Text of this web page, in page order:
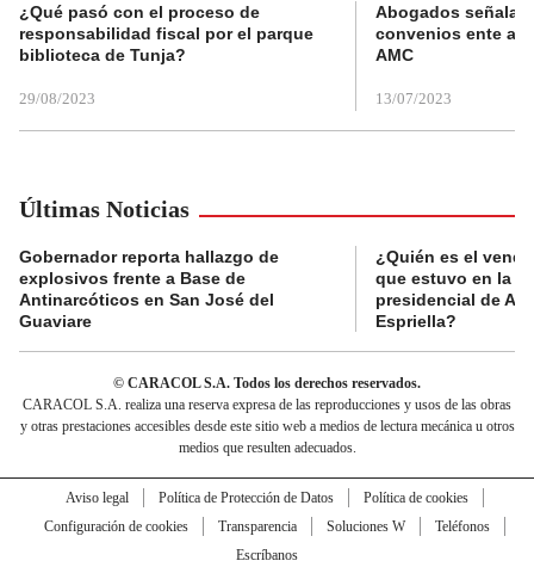
¿Qué pasó con el proceso de
responsabilidad fiscal por el parque
biblioteca de Tunja?
29/08/2023
Abogados
convenios ente
AMC
13/07/2023
Últimas Noticias
Gobernador reporta hallazgo de
explosivos frente a Base de
Antinarcóticos en San José del
Guaviare
¿Quién es el
que estuvo en la
presidencial de
Espriella?
© CARACOL S.A. Todos los derechos reservados.
CARACOL S.A. realiza una reserva expresa de las reproducciones y usos de las obras
y otras prestaciones accesibles desde este sitio web a medios de lectura mecánica u otros
medios que resulten adecuados.
Aviso legal Política de Protección de Datos
Política de cookies
Configuración de cookies
Transparencia Soluciones W
Teléfonos
Escríbanos